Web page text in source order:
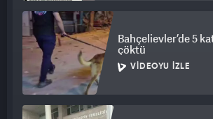
Bahçelievler’de 5
çöktü
VIDEOYU İZLE